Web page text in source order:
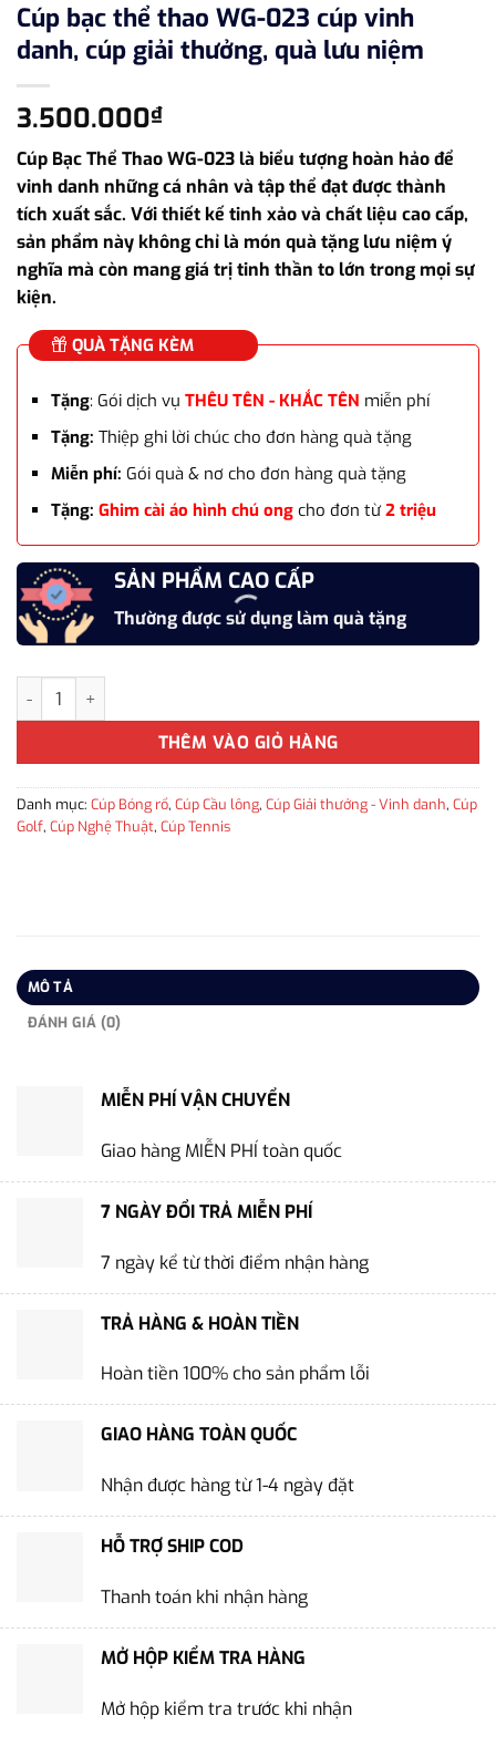
Cúp bạc thể thao WG-023 cúp vinh
danh, cúp giải thưởng, quà lưu niệm
3.500.000₫
Cúp Bạc Thể Thao WG-023 là biểu tượng hoàn hảo để
vinh danh những cá nhân và tập thể đạt được thành
tích xuất sắc. Với thiết kế tinh xảo và chất liệu cao cấp,
sản phẩm này không chỉ là món quà tặng lưu niệm ý
nghĩa mà còn mang giá trị tinh thần to lớn trong mọi sự
kiện.
QUÀ TẶNG KÈM
Tặng: Gói dịch vụ THÊU TÊN - KHẮC TÊN miễn phí
Tặng: Thiệp ghi lời chúc cho đơn hàng quà tặng
Miễn phí: Gói quà & nơ cho đơn hàng quà tặng
Tặng: Ghim cài áo hình chú ongcho đơn từ 2 triệu
SẢN PHẨM CAO CẤP
Thường được sử dụng làm quà tặng
Cúp bạc thể thao WG-023 cúp vinh danh, cúp giải thưởng, quà
THÊM VÀO GIỎ HÀNG
Danh mục: Cúp Bóng rổ, Cúp Cầu lông, Cúp Giải thưởng - Vinh danh, Cúp
Golf, Cúp Nghệ Thuật, Cúp Tennis
MÔ TẢ
ĐÁNH GIÁ (0)
MIỄN PHÍ VẬN CHUYỂN
Giao hàng MIỄN PHÍ toàn quốc
7 NGÀY ĐỔI TRẢ MIỄN PHÍ
7 ngày kể từ thời điểm nhận hàng
TRẢ HÀNG & HOÀN TIỀN
Hoàn tiền 100% cho sản phẩm lỗi
GIAO HÀNG TOÀN QUỐC
Nhận được hàng từ 1-4 ngày đặt
HỖ TRỢ SHIP COD
Thanh toán khi nhận hàng
MỞ HỘP KIỂM TRA HÀNG
Mở hộp kiểm tra trước khi nhận